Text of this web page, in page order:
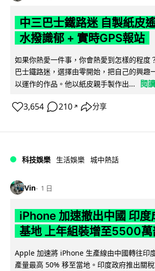
中三巴士鐵路迷 自製紙皮
水撥識郁 + 實時GPS報站
如果你熱愛一件事，你會熱愛到怎樣的程度
巴士鐵路迷，選擇由零開始，把自己的興趣
以運作的作品。他以紙皮親手製作出...
閱
3,654 210 ↗ 分享
科技娛樂 生活娛樂 城中熱話
Vin 1 日
iPhone 加速撤出中國 印度
基地 上年組裝增至5500萬
Apple 加速將 iPhone 生產線由中國轉往印
產量最高 50% 移至當地。印度政府推出關